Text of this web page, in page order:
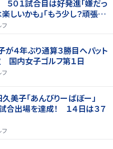
０１試合目は好発進「嫌だっ
しいかも」「もう少し？頑張り
フ
４年ぶり通算３勝目へパット
国内女子ゴルフ第１日
フ
久美子「あんびりーばぼー」
合出場を達成！ １４日は３７
フ